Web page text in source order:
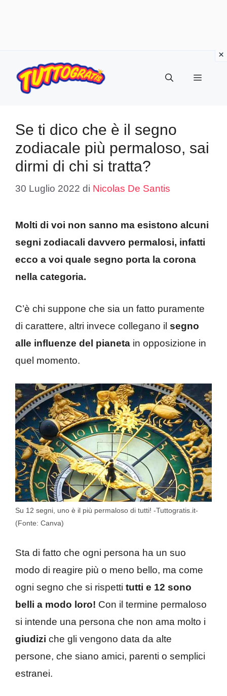
contenuto
Menu
Se ti dico che è il segno
zodiacale più permaloso, sai
dirmi di chi si tratta?
30 Luglio 2022 di Nicolas De Santis
Molti di voi non sanno ma esistono alcuni
segni zodiacali davvero permalosi, infatti
ecco a voi quale segno porta la corona
nella categoria.
C’è chi suppone che sia un fatto puramente
di carattere, altri invece collegano il segno
alle influenze del pianeta in opposizione in
quel momento.
Su 12 segni, uno è il più permaloso di tutti! -Tuttogratis.it-
(Fonte: Canva)
Sta di fatto che ogni persona ha un suo
modo di reagire più o meno bello, ma come
ogni segno che si rispetti tutti e 12 sono
belli a modo loro! Con il termine permaloso
si intende una persona che non ama molto i
giudizi che gli vengono data da alte
persone, che siano amici, parenti o semplici
estranei.